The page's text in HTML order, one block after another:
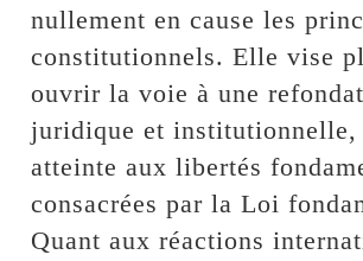
nullement en cause les
constitutionnels. Elle vise
ouvrir la voie à une
juridique et institutionnelle,
atteinte aux libertés
consacrées par la Loi
Quant aux réactions